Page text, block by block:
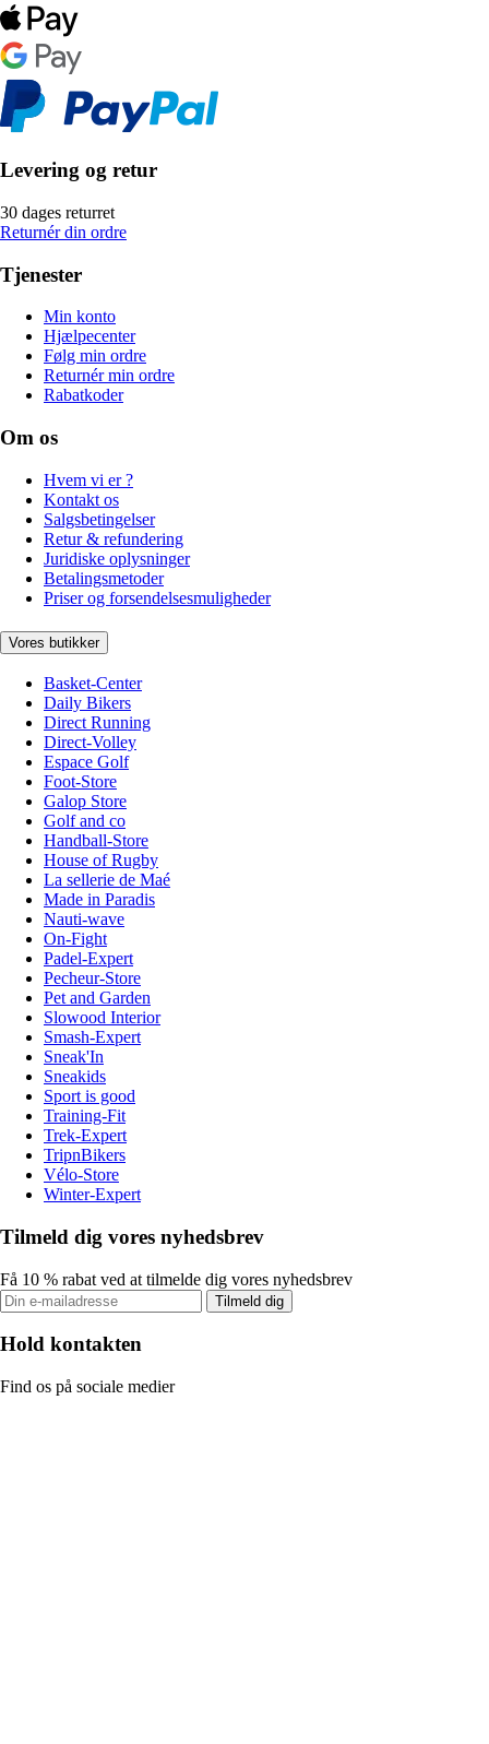
Levering og retur
30 dages returret
Returnér din ordre
Tjenester
Min konto
Hjælpecenter
Følg min ordre
Returnér min ordre
Rabatkoder
Om os
Hvem vi er ?
Kontakt os
Salgsbetingelser
Retur & refundering
Juridiske oplysninger
Betalingsmetoder
Priser og forsendelsesmuligheder
Vores butikker
Basket-Center
Daily Bikers
Direct Running
Direct-Volley
Espace Golf
Foot-Store
Galop Store
Golf and co
Handball-Store
House of Rugby
La sellerie de Maé
Made in Paradis
Nauti-wave
On-Fight
Padel-Expert
Pecheur-Store
Pet and Garden
Slowood Interior
Smash-Expert
Sneak'In
Sneakids
Sport is good
Training-Fit
Trek-Expert
TripnBikers
Vélo-Store
Winter-Expert
Tilmeld dig vores nyhedsbrev
Få 10 % rabat ved at tilmelde dig vores nyhedsbrev
Tilmeld dig
Hold kontakten
Find os på sociale medier